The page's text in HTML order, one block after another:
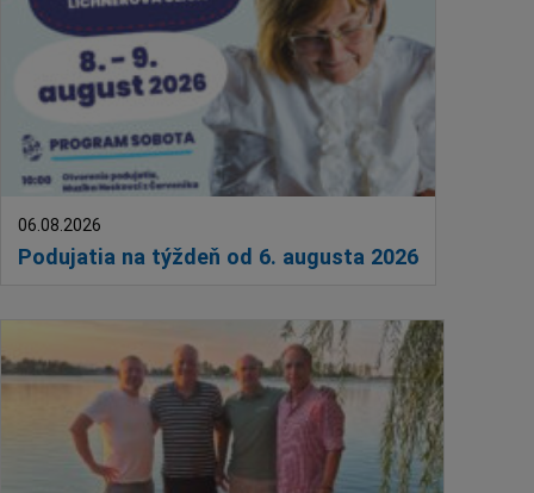
Dobrovoľníctvo
Benefícia
Duchovný život
EkoMesto
Tradície
Veda
Zvieratá
Podujatia na týždeň od 6. augusta 2026
06.08.2026